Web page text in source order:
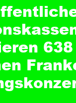
638